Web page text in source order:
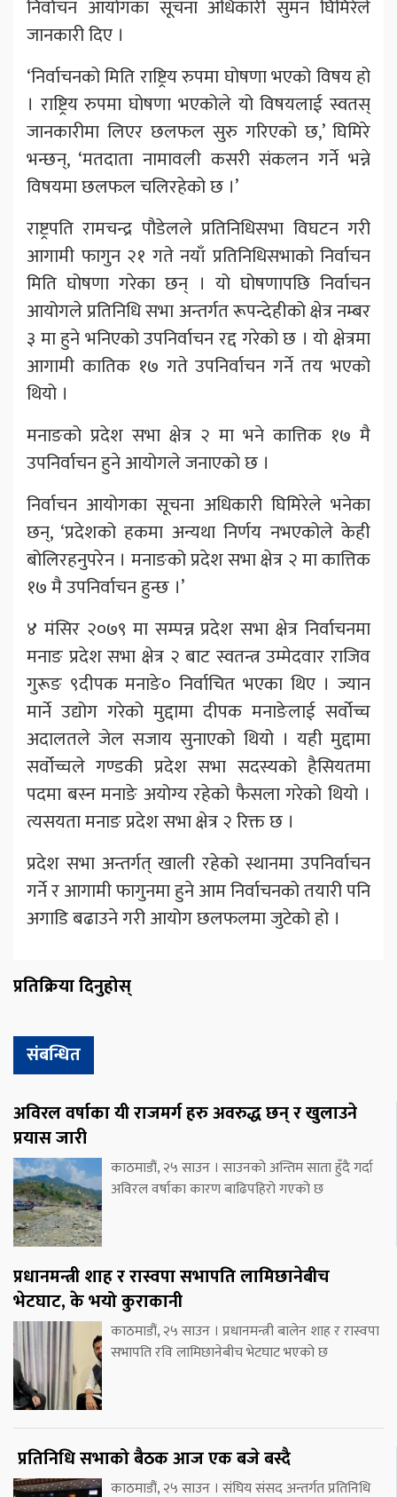
निर्वाचन आयोगका सूचना अधिकारी सुमन घिमिरेले
जानकारी दिए ।
‘निर्वाचनको मिति राष्ट्रिय रुपमा घोषणा भएको विषय हो
। राष्ट्रिय रुपमा घोषणा भएकोले यो विषयलाई स्वतस्
जानकारीमा लिएर छलफल सुरु गरिएको छ,’ घिमिरे
भन्छन्, ‘मतदाता नामावली कसरी संकलन गर्ने भन्ने
विषयमा छलफल चलिरहेको छ ।’
राष्ट्रपति रामचन्द्र पौडेलले प्रतिनिधिसभा विघटन गरी
आगामी फागुन २१ गते नयाँ प्रतिनिधिसभाको निर्वाचन
मिति घोषणा गरेका छन् । यो घोषणापछि निर्वाचन
आयोगले प्रतिनिधि सभा अन्तर्गत रूपन्देहीको क्षेत्र नम्बर
३ मा हुने भनिएको उपनिर्वाचन रद्द गरेको छ । यो क्षेत्रमा
आगामी कातिक १७ गते उपनिर्वाचन गर्ने तय भएको
थियो ।
मनाङको प्रदेश सभा क्षेत्र २ मा भने कात्तिक १७ मै
उपनिर्वाचन हुने आयोगले जनाएको छ ।
निर्वाचन आयोगका सूचना अधिकारी घिमिरेले भनेका
छन्, ‘प्रदेशको हकमा अन्यथा निर्णय नभएकोले केही
बोलिरहनुपरेन । मनाङको प्रदेश सभा क्षेत्र २ मा कात्तिक
१७ मै उपनिर्वाचन हुन्छ ।’
४ मंसिर २०७९ मा सम्पन्न प्रदेश सभा क्षेत्र निर्वाचनमा
मनाङ प्रदेश सभा क्षेत्र २ बाट स्वतन्त्र उम्मेदवार राजिव
गुरूङ ९दीपक मनाङे० निर्वाचित भएका थिए । ज्यान
मार्ने उद्योग गरेको मुद्दामा दीपक मनाङेलाई सर्वोच्च
अदालतले जेल सजाय सुनाएको थियो । यही मुद्दामा
सर्वोच्चले गण्डकी प्रदेश सभा सदस्यको हैसियतमा
पदमा बस्न मनाङे अयोग्य रहेको फैसला गरेको थियो ।
त्यसयता मनाङ प्रदेश सभा क्षेत्र २ रिक्त छ ।
प्रदेश सभा अन्तर्गत् खाली रहेको स्थानमा उपनिर्वाचन
गर्ने र आगामी फागुनमा हुने आम निर्वाचनको तयारी पनि
अगाडि बढाउने गरी आयोग छलफलमा जुटेको हो ।
प्रतिक्रिया दिनुहोस्
संबन्धित
अविरल वर्षाका यी राजमर्ग हरु अवरुद्ध छन् र खुलाउने
प्रयास जारी
काठमाडौं, २५ साउन । साउनको अन्तिम साता हुँदै गर्दा
अविरल वर्षाका कारण बाढिपहिरो गएको छ
प्रधानमन्त्री शाह र रास्वपा सभापति लामिछानेबीच
भेटघाट, के भयो कुराकानी
काठमाडौं, २५ साउन । प्रधानमन्त्री बालेन शाह र रास्वपा
सभापति रवि लामिछानेबीच भेटघाट भएको छ
प्रतिनिधि सभाको बैठक आज एक बजे बस्दै
काठमाडौं, २५ साउन । संघिय संसद अन्तर्गत प्रतिनिधि